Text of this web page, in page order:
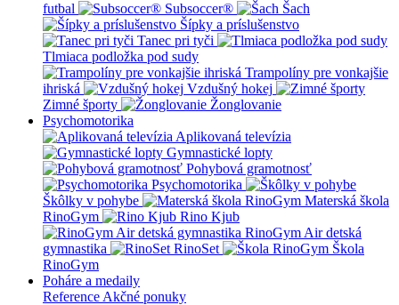
futbal
Subsoccer®
Šach
Šípky a príslušenstvo
Tanec pri tyči
Tlmiaca podložka pod sudy
Trampolíny pre vonkajšie
ihriská
Vzdušný hokej
Zimné športy
Žonglovanie
Psychomotorika
Aplikovaná televízia
Gymnastické lopty
Pohybová gramotnosť
Psychomotorika
Škôlky v pohybe
Materská škola
RinoGym
Rino Kjub
RinoGym Air detská
gymnastika
RinoSet
Škola
RinoGym
Poháre a medaily
Reference Akčné ponuky